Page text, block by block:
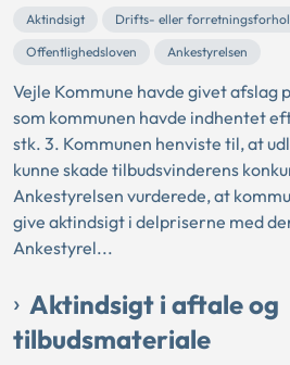
Aktindsigt
Drifts- eller
Offentlighedsloven
Ankestyrelsen
Vejle Kommune havde givet afslag
som kommunen havde indhentet
stk. 3. Kommunen henviste til, at
kunne skade tilbudsvinderens
Ankestyrelsen vurderede, at
give aktindsigt i delpriserne med
Ankestyrel...
Aktindsigt i aftale og
tilbudsmateriale